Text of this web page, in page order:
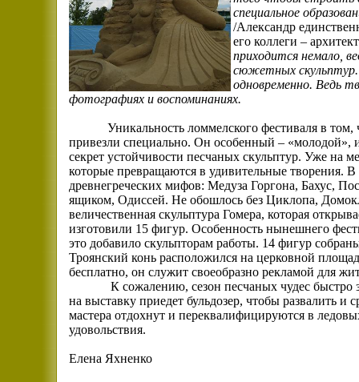
специальное
/Александр
его коллеги –
приходится немало,
сюжетных скульптур.
одновременно. Ведь
фотографиях и воспоминаниях.
Уникальность ломмелского фестиваля в
привезли специально. Он особенный – «молодой»,
секрет устойчивости песчаных скульптур. Уже на
которые превращаются в удивительные творения.
древнегреческих мифов: Медуза Горгона, Бахус,
ящиком, Одиссей. Не обошлось без Циклопа,
величественная скульптура Гомера, которая
изготовили 15 фигур. Особенность нынешнего
это добавило скульпторам работы. 14 фигур
Троянский конь расположился на церковной
бесплатно, он служит своеобразно рекламой для
К сожалению, сезон песчаных чудес быстро
на выставку приедет бульдозер, чтобы развалить
мастера отдохнут и переквалифицируются в
удовольствия.
Елена Яхненко